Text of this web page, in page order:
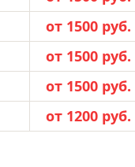
от 1500 руб.
от 1500 руб.
от 1500 руб.
от 1200 руб.